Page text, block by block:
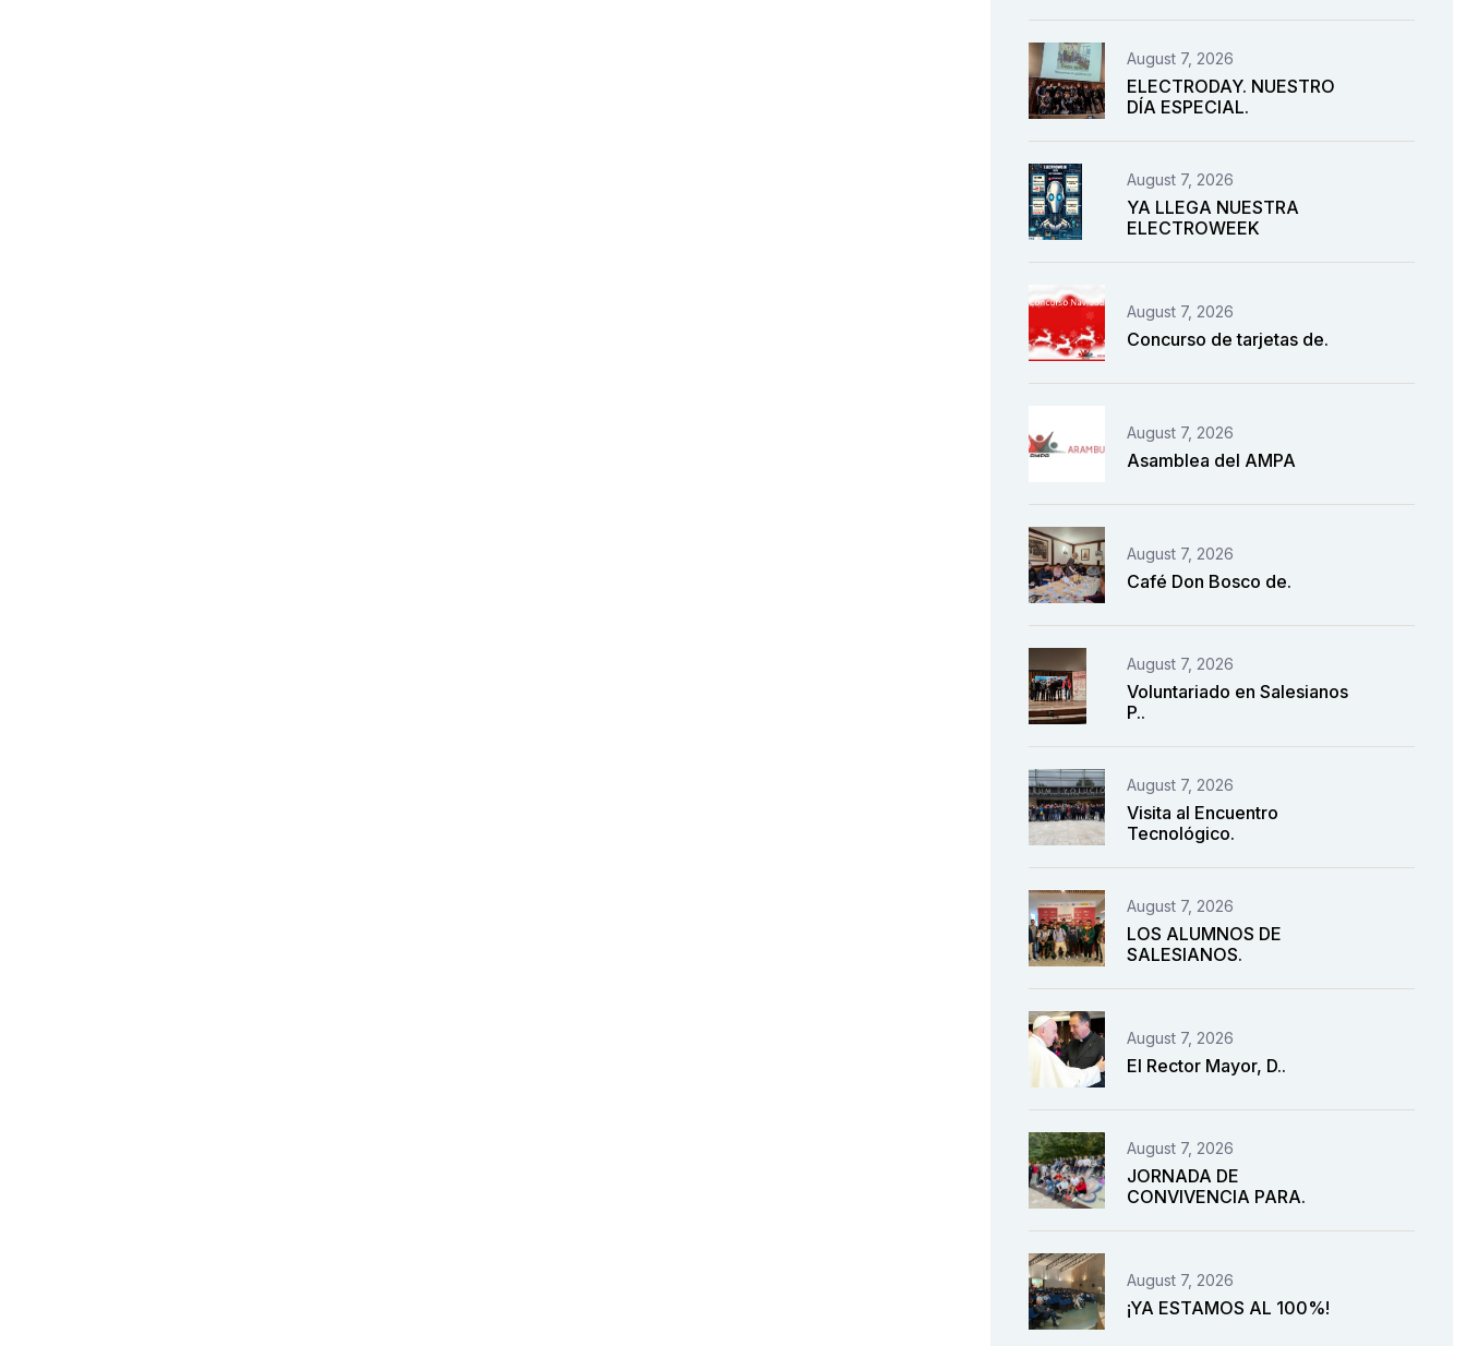
August 7, 2026
ELECTRODAY. NUESTRO
DÍA ESPECIAL.
August 7, 2026
YA LLEGA NUESTRA
ELECTROWEEK
August 7, 2026
Concurso de tarjetas de.
August 7, 2026
Asamblea del AMPA
August 7, 2026
Café Don Bosco de.
August 7, 2026
Voluntariado en Salesianos
P..
August 7, 2026
Visita al Encuentro
Tecnológico.
August 7, 2026
LOS ALUMNOS DE
SALESIANOS.
August 7, 2026
El Rector Mayor, D..
August 7, 2026
JORNADA DE
CONVIVENCIA PARA.
August 7, 2026
¡YA ESTAMOS AL 100%!